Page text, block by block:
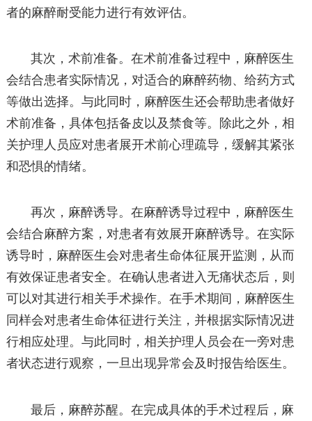
者的麻醉耐受能力进行有效评估。
其次，术前准备。在术前准备过程中，麻醉医生
会结合患者实际情况，对适合的麻醉药物、给药方式
等做出选择。与此同时，麻醉医生还会帮助患者做好
术前准备，具体包括备皮以及禁食等。除此之外，相
关护理人员应对患者展开术前心理疏导，缓解其紧张
和恐惧的情绪。
再次，麻醉诱导。在麻醉诱导过程中，麻醉医生
会结合麻醉方案，对患者有效展开麻醉诱导。在实际
诱导时，麻醉医生会对患者生命体征展开监测，从而
有效保证患者安全。在确认患者进入无痛状态后，则
可以对其进行相关手术操作。在手术期间，麻醉医生
同样会对患者生命体征进行关注，并根据实际情况进
行相应处理。与此同时，相关护理人员会在一旁对患
者状态进行观察，一旦出现异常会及时报告给医生。
最后，麻醉苏醒。在完成具体的手术过程后，麻